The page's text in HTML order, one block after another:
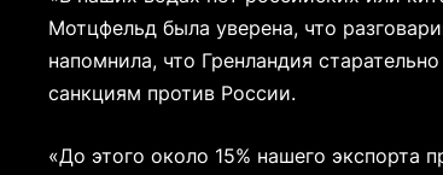
Мотцфельд была уверена, что
напомнила, что Гренландия
санкциям против России.
«До этого около 15% нашего экспорта